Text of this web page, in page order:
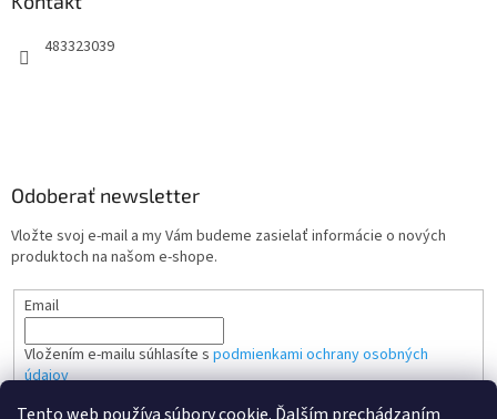
483323039
Odoberať newsletter
Vložte svoj e-mail a my Vám budeme zasielať informácie o nových
produktoch na našom e-shope.
Email
Vložením e-mailu súhlasíte s podmienkami ochrany osobných
údajov